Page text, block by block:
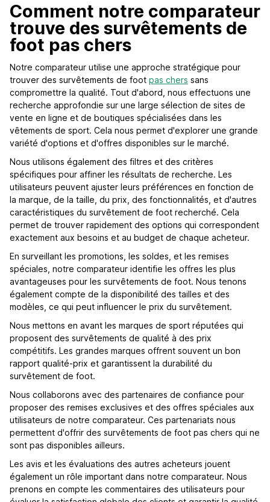
Comment notre comparateur
trouve des survêtements de
foot pas chers
Notre comparateur utilise une approche stratégique pour
trouver des survêtements de foot pas chers sans
compromettre la qualité. Tout d'abord, nous effectuons une
recherche approfondie sur une large sélection de sites de
vente en ligne et de boutiques spécialisées dans les
vêtements de sport. Cela nous permet d'explorer une grande
variété d'options et d'offres disponibles sur le marché.
Nous utilisons également des filtres et des critères
spécifiques pour affiner les résultats de recherche. Les
utilisateurs peuvent ajuster leurs préférences en fonction de
la marque, de la taille, du prix, des fonctionnalités, et d'autres
caractéristiques du survêtement de foot recherché. Cela
permet de trouver rapidement des options qui correspondent
exactement aux besoins et au budget de chaque acheteur.
En surveillant les promotions, les soldes, et les remises
spéciales, notre comparateur identifie les offres les plus
avantageuses pour les survêtements de foot. Nous tenons
également compte de la disponibilité des tailles et des
modèles, ce qui peut influencer le prix du survêtement.
Nous mettons en avant les marques de sport réputées qui
proposent des survêtements de qualité à des prix
compétitifs. Les grandes marques offrent souvent un bon
rapport qualité-prix et garantissent la durabilité du
survêtement de foot.
Nous collaborons avec des partenaires de confiance pour
proposer des remises exclusives et des offres spéciales aux
utilisateurs de notre comparateur. Ces partenariats nous
permettent d'offrir des survêtements de foot pas chers qui ne
sont pas disponibles ailleurs.
Les avis et les évaluations des autres acheteurs jouent
également un rôle important dans notre comparateur. Nous
prenons en compte les commentaires des utilisateurs pour